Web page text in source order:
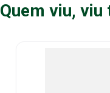
Quem viu, viu